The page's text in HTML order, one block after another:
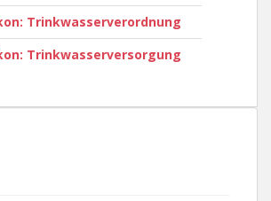
Trinkwasserverordnung
Trinkwasserversorgung